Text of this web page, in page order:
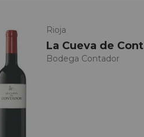
Rioja
La Cueva de
Bodega Contador